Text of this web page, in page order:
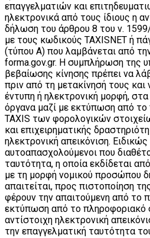
επαγγελματιών και
ηλεκτρονικά από τους ίδιους η
δήλωση του άρθρου 8 του ν.
με τους κωδικούς TAXISNET ή
(τύπου Α) που λαμβάνεται από
forma.gov.gr. Η συμπλήρωση της
βεβαίωσης κίνησης πρέπει να
πριν από τη μετακίνησή τους και
έντυπη ή ηλεκτρονική μορφή,
όργανα μαζί με εκτύπωση από
TAXIS των φορολογικών
και επιχειρηματικής
ηλεκτρονική απεικόνιση.
αυτοαπασχολούμενοι που
ταυτότητα, η οποία εκδίδεται
με τη μορφή νομικού προσώπου
απαιτείται, προς πιστοποίηση
φέρουν την απαιτούμενη από το
εκτύπωση από το πληροφοριακό
αντίστοιχη ηλεκτρονική
την επαγγελματική ταυτότητα